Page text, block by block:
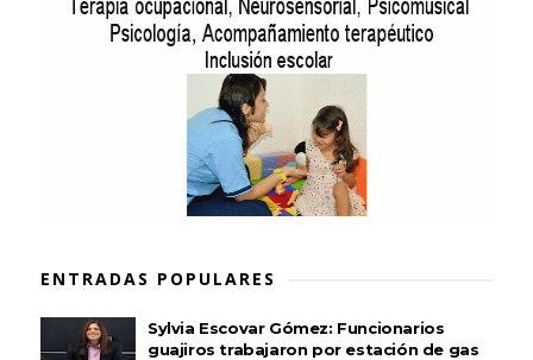
ENTRADAS POPULARES
Sylvia Escovar Gómez: Funcionarios
guajiros trabajaron por estación de gas